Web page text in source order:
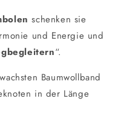
schenken sie
und Energie und
“.
Baumwollband
in der Länge